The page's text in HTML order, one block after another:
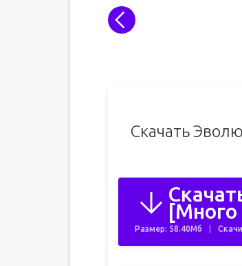
Скачать
Размер: 58.40Мб